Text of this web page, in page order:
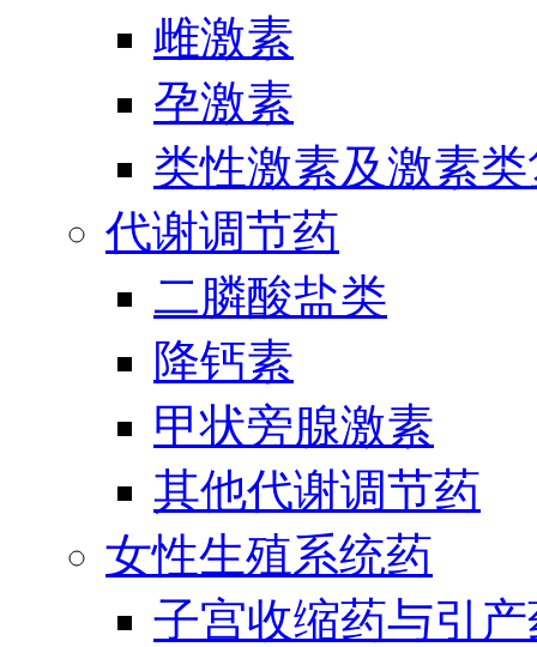
雌激素
孕激素
类性激素及激素
代谢调节药
二膦酸盐类
降钙素
甲状旁腺激素
其他代谢调节药
女性生殖系统药
子宫收缩药与引